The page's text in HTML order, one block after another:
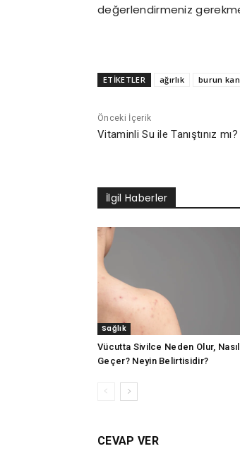
değerlendirmeniz
ETİKETLER ağırlık burun
Önceki İçerik
Vitaminli Su ile Tanıştınız mı?
İlgil Haberler
Sağlık
Vücutta Sivilce Neden Olur, Nasıl
Geçer? Neyin Belirtisidir?
CEVAP VER